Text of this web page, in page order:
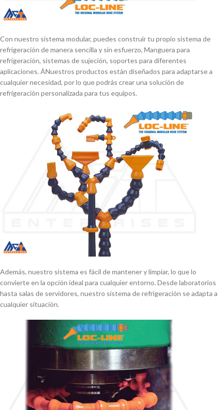
Con nuestro sistema modular, puedes construir tu propio sistema de
refrigeración de manera sencilla y sin esfuerzo, Manguera para
refrigeración, sistemas de sujeción, soportes para diferentes
aplicaciones. ÁNuestros productos están diseñados para adaptarse a
cualquier necesidad, por lo que podrás crear una solución de
refrigeración personalizada para tus equipos.
Además, nuestro sistema es fácil de mantener y limpiar, lo que lo
convierte en la opción ideal para cualquier entorno. Desde laboratorios
hasta salas de servidores, nuestro sistema de refrigeración se adapta a
cualquier situación.